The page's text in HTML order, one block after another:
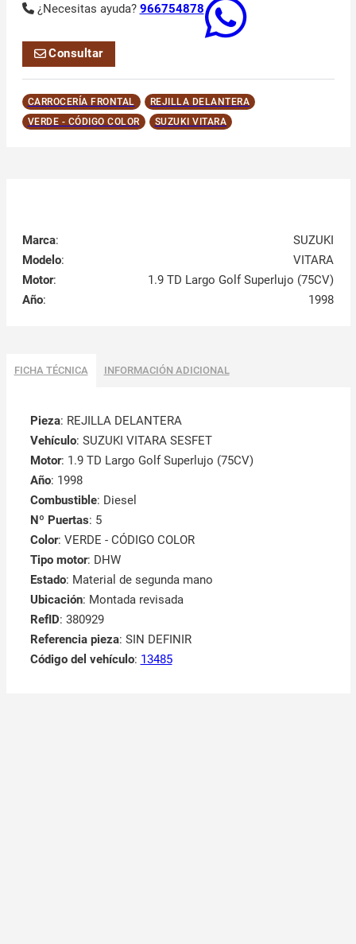
¿Necesitas ayuda? 966754878
Consultar
CARROCERÍA FRONTAL
REJILLA DELANTERA
VERDE - CÓDIGO COLOR
SUZUKI VITARA
Marca:
SUZUKI
Modelo:
VITARA
Motor:
1.9 TD Largo Golf Superlujo (75CV)
Año: 1998
FICHA TÉCNICA INFORMACIÓN ADICIONAL
Pieza: REJILLA DELANTERA
Vehículo: SUZUKI VITARA SESFET
Motor: 1.9 TD Largo Golf Superlujo (75CV)
Año: 1998
Combustible: Diesel
Nº Puertas: 5
Color: VERDE - CÓDIGO COLOR
Tipo motor: DHW
Estado: Material de segunda mano
Ubicación: Montada revisada
RefID: 380929
Referencia pieza: SIN DEFINIR
Código del vehículo: 13485